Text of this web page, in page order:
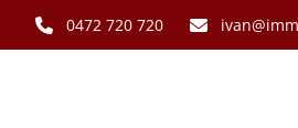
Ga naar hoofdinhoud
0472 720 720